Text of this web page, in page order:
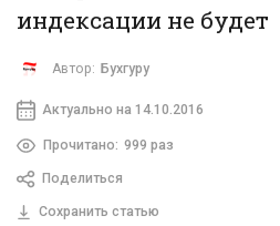
индексации не будет
Автор: Бухгуру
Актуально на 14.10.2016
Прочитано: 999 раз
Поделиться
Сохранить статью